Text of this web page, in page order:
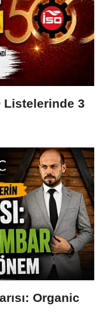
Listelerinde 3
Organic